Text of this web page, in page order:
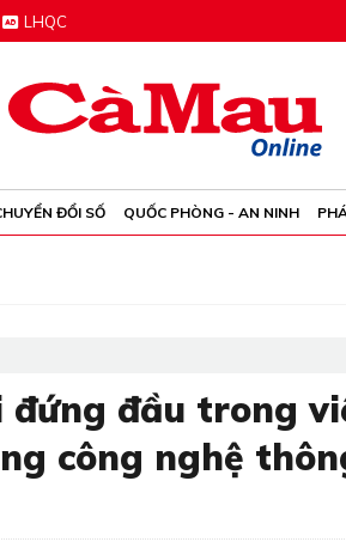
LHQC
ĐỔI SỐ QUỐC PHÒNG - AN NINH
đứng đầu trong
công nghệ